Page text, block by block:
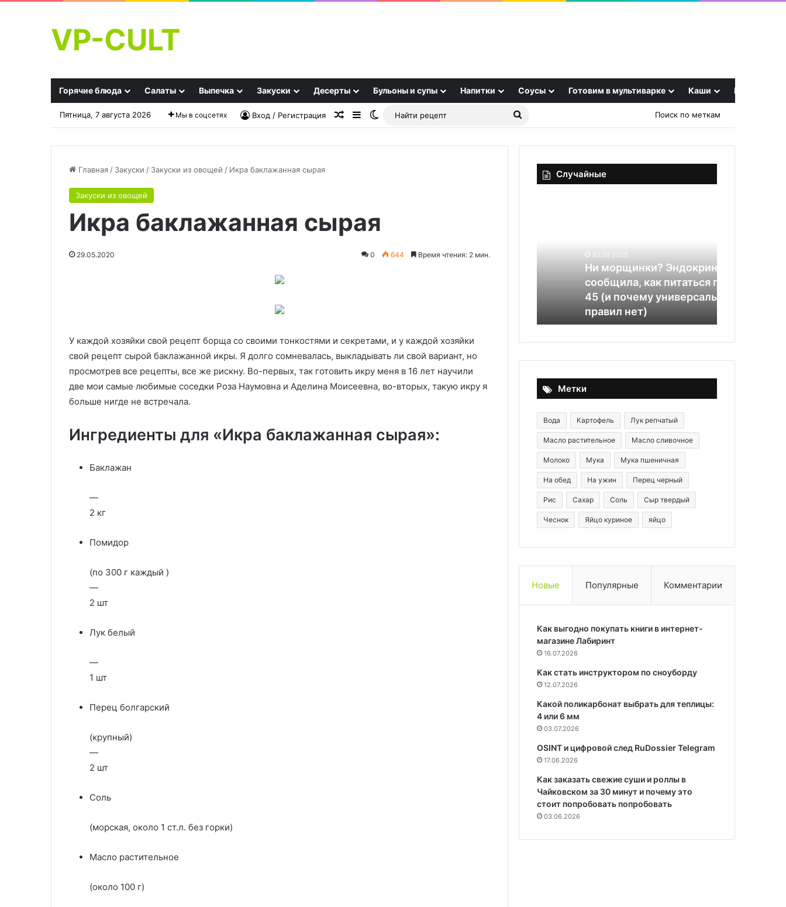
VP-CULT
Горячие блюда Салаты Выпечка Закуски Десерты Бульоны и супы Напитки Соусы Готовим в мультиварке Каши Еще
Пятница, 7 августа 2026 Мы в соцсетях Вход / Регистрация Случайная статья
SidebarSwitch skin
Найти
Поиск по меткам
Главная / Закуски / Закуски из овощей / Икра баклажанная сырая
Закуски из овощей
Икра баклажанная сырая
29.05.2020 0 644 Время чтения: 2 мин.
У каждой хозяйки свой рецепт борща со своими тонкостями и секретами, и у каждой хозяйки
свой рецепт сырой баклажанной икры. Я долго сомневалась, выкладывать ли свой вариант, но
просмотрев все рецепты, все же рискну. Во-первых, так готовить икру меня в 16 лет научили
две мои самые любимые соседки Роза Наумовна и Аделина Моисеевна, во-вторых, такую икру я
больше нигде не встречала.
Ингредиенты для «Икра баклажанная сырая»:
Баклажан
—
2 кг
Помидор
(по 300 г каждый )
—
2 шт
Лук белый
—
1 шт
Перец болгарский
(крупный)
—
2 шт
Соль
(морская, около 1 ст.л. без горки)
Масло растительное
(около 100 г)
Случайные
творожная
цифровой
RuDossier
универсальных
30.09.2025
Ни морщинки? Эндокринолог
сообщила, как питаться после
45 (и почему универсальных
правил нет)
сыром
Метки
Вода Картофель Лук репчатый
Масло растительное Масло сливочное
Молоко Мука Мука пшеничная
На обед На ужин Перец черный
Рис Сахар Соль Сыр твердый
Чеснок Яйцо куриное яйцо
Новые Популярные Комментарии
Как выгодно покупать книги в интернет-
магазине Лабиринт
16.07.2026
Как стать инструктором по сноуборду
12.07.2026
Какой поликарбонат выбрать для теплицы:
4 или 6 мм
03.07.2026
OSINT и цифровой след RuDossier Telegram
17.06.2026
Как заказать свежие суши и роллы в
Чайковском за 30 минут и почему это
стоит попробовать попробовать
03.06.2026